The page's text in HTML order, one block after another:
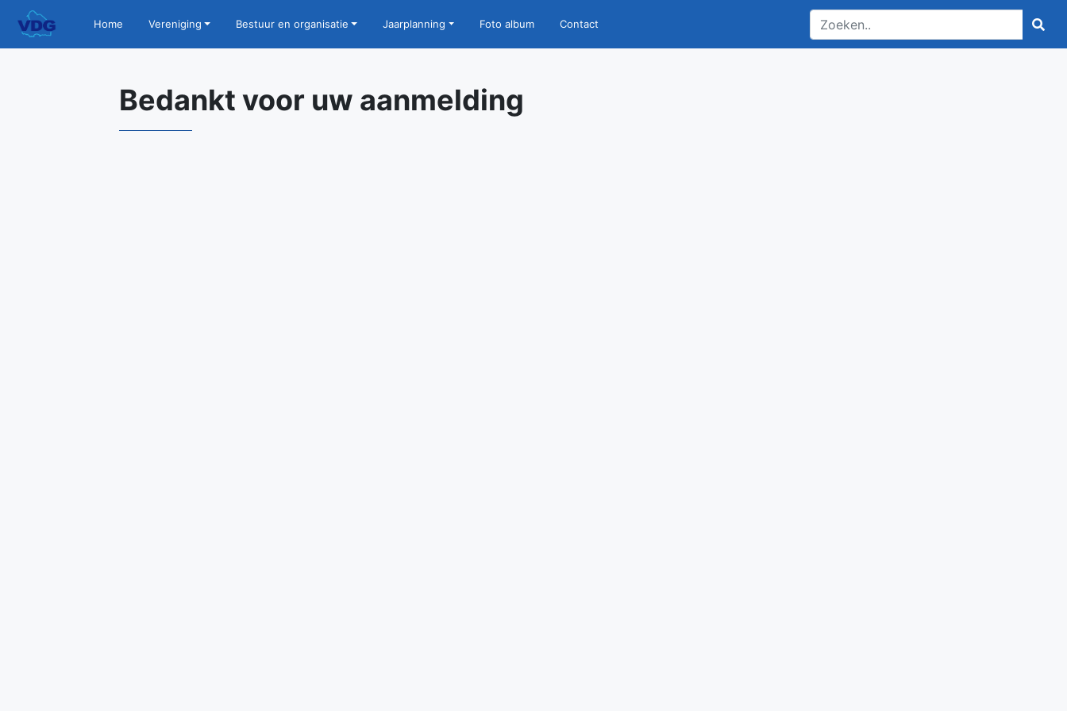
Home Vereniging Bestuur en organisatie Jaarplanning Foto album Contact
Bedankt voor uw aanmelding